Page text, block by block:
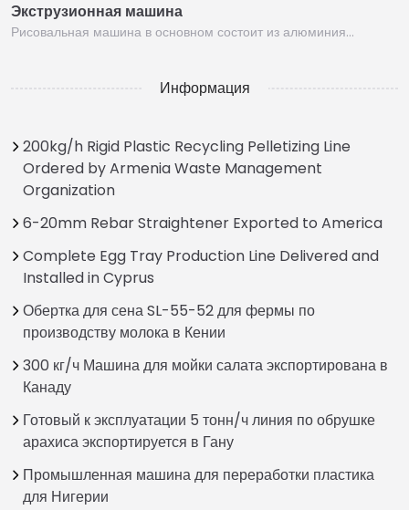
Экструзионная машина
Рисовальная машина в основном состоит из алюминия…
Информация
200kg/h Rigid Plastic Recycling Pelletizing Line
Ordered by Armenia Waste Management
Organization
6-20mm Rebar Straightener Exported to America
Complete Egg Tray Production Line Delivered and
Installed in Cyprus
Обертка для сена SL-55-52 для фермы по
производству молока в Кении
300 кг/ч Машина для мойки салата экспортирована в
Канаду
Готовый к эксплуатации 5 тонн/ч линия по обрушке
арахиса экспортируется в Гану
Промышленная машина для переработки пластика
для Нигерии